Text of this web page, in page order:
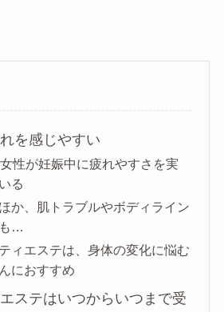
を感じやすい
性が妊娠中に疲れやすさを実
る
か、肌トラブルやボディライン
…
ィエステは、身体の変化に悩む
におすすめ
ステはいつからいつまで受